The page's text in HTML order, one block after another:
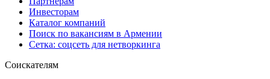
Инвесторам
Каталог компаний
Поиск по вакансиям в Армении
Сетка: соцсеть для нетворкинга
Соискателям